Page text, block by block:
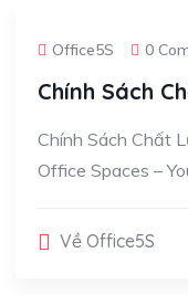
Office5S 0
Chính Sách
Chính Sách Chất
Office Spaces –
Về Office5S